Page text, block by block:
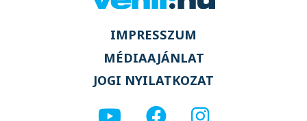
IMPRESSZUM
MÉDIAAJÁNLAT
JOGI NYILATKOZAT